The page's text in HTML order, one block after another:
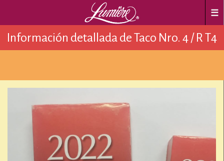
☰
Información detallada de Taco Nro. 4 / R T4